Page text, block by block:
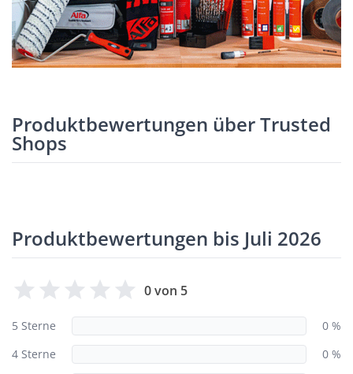
Produktbewertungen über Trusted
Shops
Produktbewertungen bis Juli 2026
0 von 5
5 Sterne
0 %
4 Sterne
0 %